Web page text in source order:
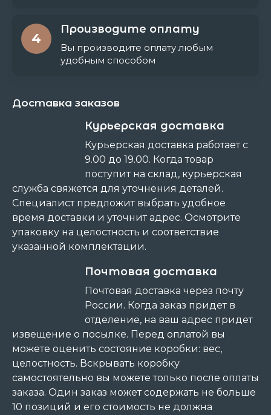
4
Производите оплату
Вы производите оплату любым
удобным способом
Доставка заказов
Курьерская доставка
Курьерская доставка работает с
9.00 до 19.00. Когда товар
поступит на склад, курьерская
служба свяжется для уточнения деталей.
Специалист предложит выбрать удобное
время доставки и уточнит адрес. Осмотрите
упаковку на целостность и соответствие
указанной комплектации.
Почтовая доставка
Почтовая доставка через почту
России. Когда заказ придет в
отделение, на ваш адрес придет
извещение о посылке. Перед оплатой вы
можете оценить состояние коробки: вес,
целостность. Вскрывать коробку
самостоятельно вы можете только после оплаты
заказа. Один заказ может содержать не больше
10 позиций и его стоимость не должна